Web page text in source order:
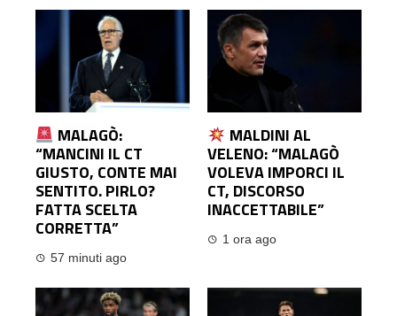
MALAGÒ:
“MANCINI IL CT
GIUSTO, CONTE MAI
SENTITO. PIRLO?
FATTA SCELTA
CORRETTA”
57 minuti ago
MALDINI AL
VELENO: “MALAGÒ
VOLEVA IMPORCI IL
CT, DISCORSO
INACCETTABILE”
1 ora ago